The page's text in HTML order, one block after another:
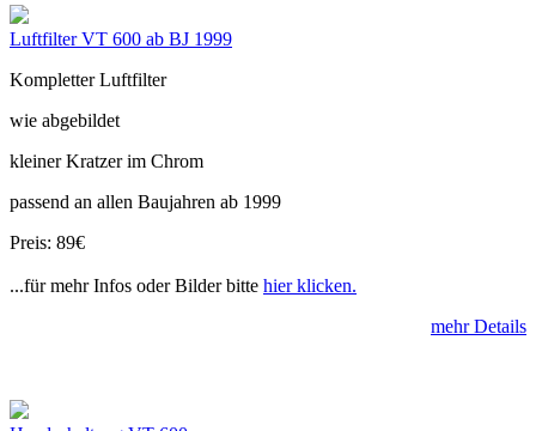
Luftfilter VT 600 ab BJ 1999
Kompletter Luftfilter
wie abgebildet
kleiner Kratzer im Chrom
passend an allen Baujahren ab 1999
Preis: 89€
...für mehr Infos oder Bilder bitte hier klicken.
mehr Details